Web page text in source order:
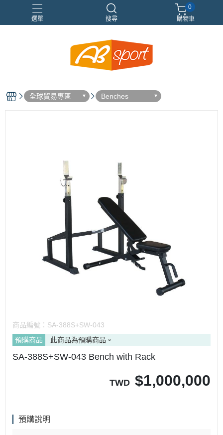
選單 搜尋
健身空間規劃 重訓
0
購物車
全球貿易專區 Benches
商品編號： SA-388S+SW-043
預購商品
此商品為預購商品。
SA-388S+SW-043 Bench with Rack
TWD $1,000,000
預購說明